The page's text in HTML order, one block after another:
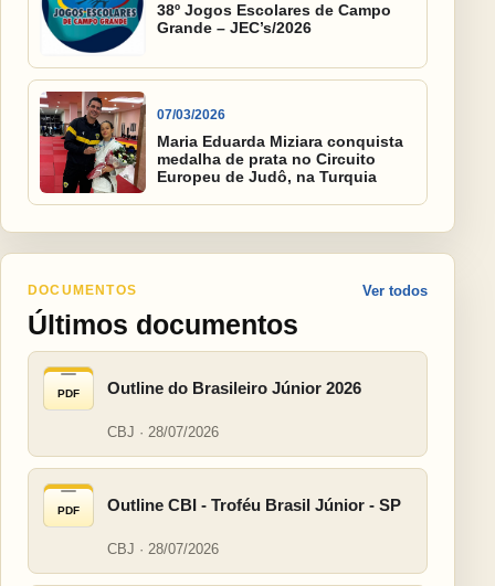
38º Jogos Escolares de Campo
Grande – JEC’s/2026
07/03/2026
Maria Eduarda Miziara conquista
medalha de prata no Circuito
Europeu de Judô, na Turquia
DOCUMENTOS
Últimos documentos
Ver todos
PDF Outline do Brasileiro Júnior 2026
CBJ · 28/07/2026
PDF Outline CBI - Troféu Brasil Júnior - SP
CBJ · 28/07/2026